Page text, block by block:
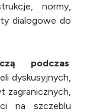
normy,
dialogowe do
podczas:
dyskusyjnych,
zagranicznych,
na szczeblu